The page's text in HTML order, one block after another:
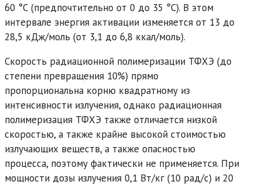
60 °С (предпочтительно от 0 до 35 °С). В этом
интервале энергия активации изменяется от 13 до
28,5 кДж/моль (от 3,1 до 6,8 ккал/моль).
Скорость радиационной полимеризации ТФХЭ (до
степени превращения 10%) прямо
пропорциональна корню квадратному из
интенсивности излучения, однако радиационная
полимеризация ТФХЭ также отличается низкой
скоростью, а также крайне высокой стоимостью
излучающих веществ, а также опасностью
процесса, поэтому фактически не применяется. При
мощности дозы излучения 0,1 Вт/кг (10 рад/с) и 20